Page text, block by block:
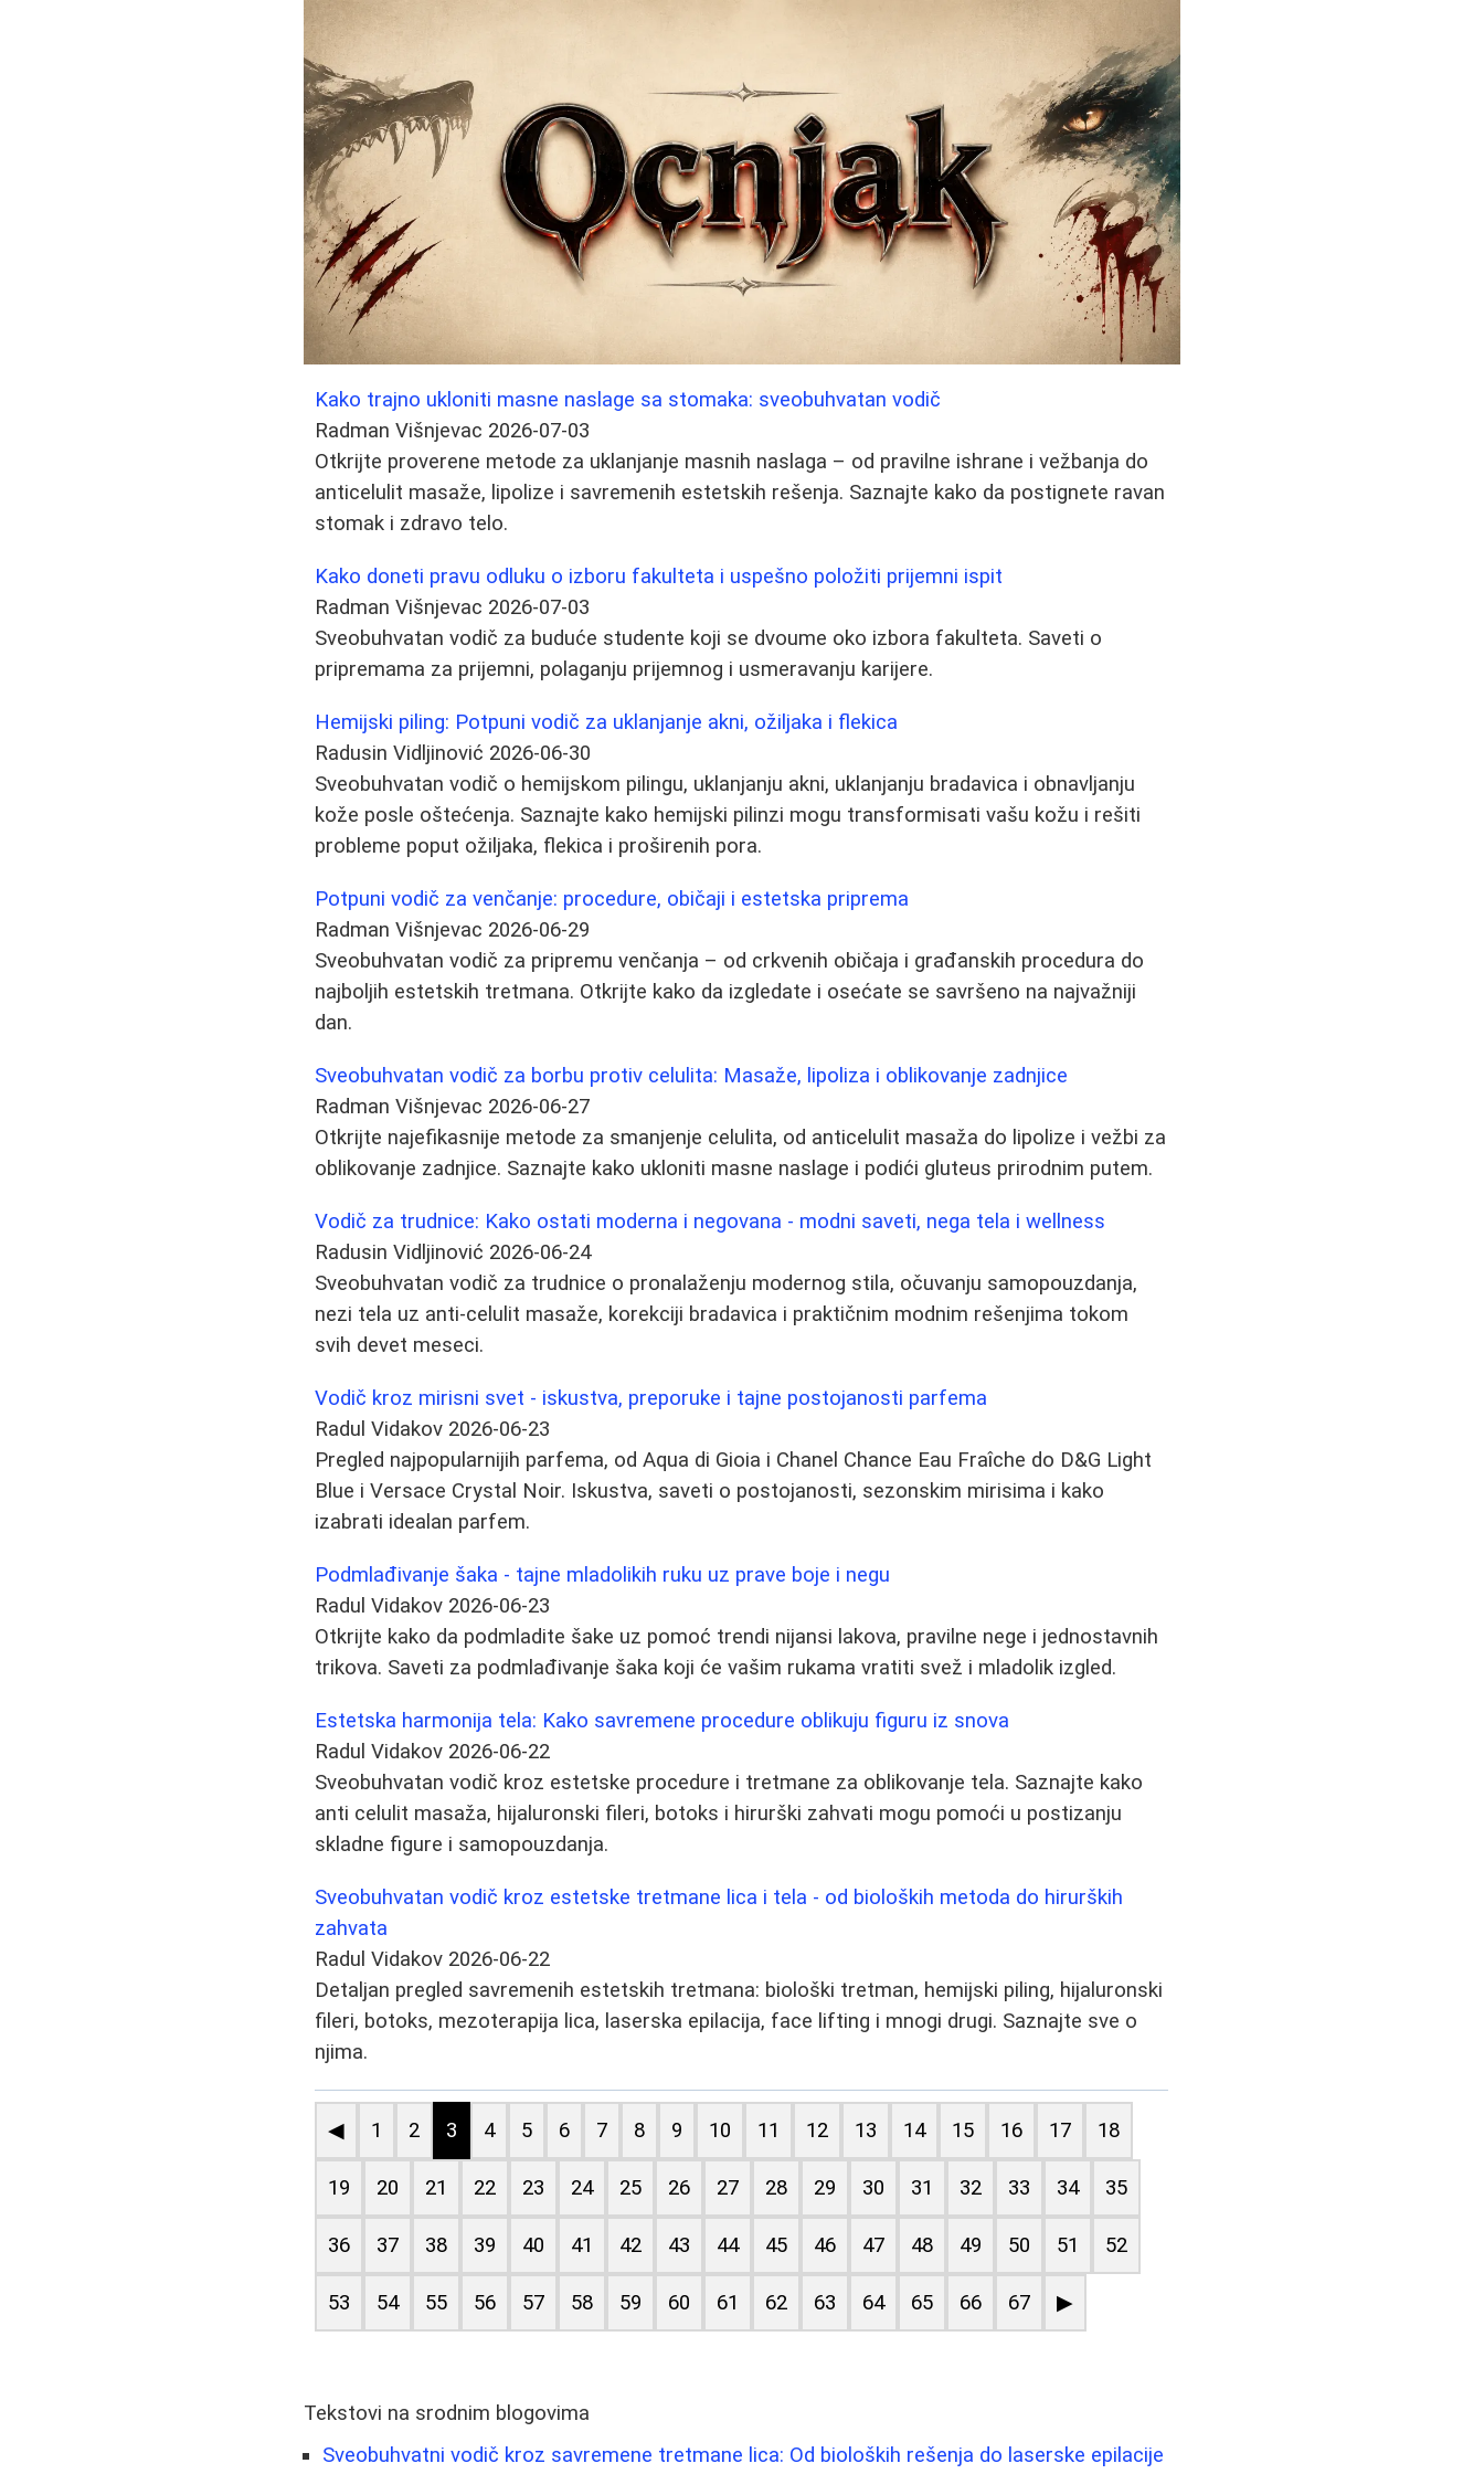
Kako trajno ukloniti masne naslage sa stomaka: sveobuhvatan vodič
Radman Višnjevac 2026-07-03
Otkrijte proverene metode za uklanjanje masnih naslaga – od pravilne ishrane i vežbanja do
anticelulit masaže, lipolize i savremenih estetskih rešenja. Saznajte kako da postignete ravan
stomak i zdravo telo.
Kako doneti pravu odluku o izboru fakulteta i uspešno položiti prijemni ispit
Radman Višnjevac 2026-07-03
Sveobuhvatan vodič za buduće studente koji se dvoume oko izbora fakulteta. Saveti o
pripremama za prijemni, polaganju prijemnog i usmeravanju karijere.
Hemijski piling: Potpuni vodič za uklanjanje akni, ožiljaka i flekica
Radusin Vidljinović 2026-06-30
Sveobuhvatan vodič o hemijskom pilingu, uklanjanju akni, uklanjanju bradavica i obnavljanju
kože posle oštećenja. Saznajte kako hemijski pilinzi mogu transformisati vašu kožu i rešiti
probleme poput ožiljaka, flekica i proširenih pora.
Potpuni vodič za venčanje: procedure, običaji i estetska priprema
Radman Višnjevac 2026-06-29
Sveobuhvatan vodič za pripremu venčanja – od crkvenih običaja i građanskih procedura do
najboljih estetskih tretmana. Otkrijte kako da izgledate i osećate se savršeno na najvažniji
dan.
Sveobuhvatan vodič za borbu protiv celulita: Masaže, lipoliza i oblikovanje zadnjice
Radman Višnjevac 2026-06-27
Otkrijte najefikasnije metode za smanjenje celulita, od anticelulit masaža do lipolize i vežbi za
oblikovanje zadnjice. Saznajte kako ukloniti masne naslage i podići gluteus prirodnim putem.
Vodič za trudnice: Kako ostati moderna i negovana - modni saveti, nega tela i wellness
Radusin Vidljinović 2026-06-24
Sveobuhvatan vodič za trudnice o pronalaženju modernog stila, očuvanju samopouzdanja,
nezi tela uz anti-celulit masaže, korekciji bradavica i praktičnim modnim rešenjima tokom
svih devet meseci.
Vodič kroz mirisni svet - iskustva, preporuke i tajne postojanosti parfema
Radul Vidakov 2026-06-23
Pregled najpopularnijih parfema, od Aqua di Gioia i Chanel Chance Eau Fraîche do D&G Light
Blue i Versace Crystal Noir. Iskustva, saveti o postojanosti, sezonskim mirisima i kako
izabrati idealan parfem.
Podmlađivanje šaka - tajne mladolikih ruku uz prave boje i negu
Radul Vidakov 2026-06-23
Otkrijte kako da podmladite šake uz pomoć trendi nijansi lakova, pravilne nege i jednostavnih
trikova. Saveti za podmlađivanje šaka koji će vašim rukama vratiti svež i mladolik izgled.
Estetska harmonija tela: Kako savremene procedure oblikuju figuru iz snova
Radul Vidakov 2026-06-22
Sveobuhvatan vodič kroz estetske procedure i tretmane za oblikovanje tela. Saznajte kako
anti celulit masaža, hijaluronski fileri, botoks i hirurški zahvati mogu pomoći u postizanju
skladne figure i samopouzdanja.
Sveobuhvatan vodič kroz estetske tretmane lica i tela - od bioloških metoda do hirurških
zahvata
Radul Vidakov 2026-06-22
Detaljan pregled savremenih estetskih tretmana: biološki tretman, hemijski piling, hijaluronski
fileri, botoks, mezoterapija lica, laserska epilacija, face lifting i mnogi drugi. Saznajte sve o
njima.
◀ 1 2 3 4 5 6 7 8 9 10 11 12 13 14 15 16 17 18
19 20 21 22 23 24 25 26 27 28 29 30 31 32 33 34 35
36 37 38 39 40 41 42 43 44 45 46 47 48 49 50 51 52
53 54 55 56 57 58 59 60 61 62 63 64 65 66 67 ▶
Tekstovi na srodnim blogovima
Sveobuhvatni vodič kroz savremene tretmane lica: Od bioloških rešenja do laserske epilacije